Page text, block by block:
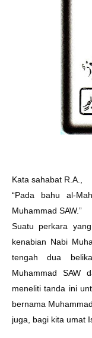
Kata sahabat R.A.,
“Pada bahu al-
Muhammad SAW.”
Suatu perkara
kenabian Nabi
tengah dua
Muhammad SAW
meneliti tanda ini
bernama
juga, bagi kita umat